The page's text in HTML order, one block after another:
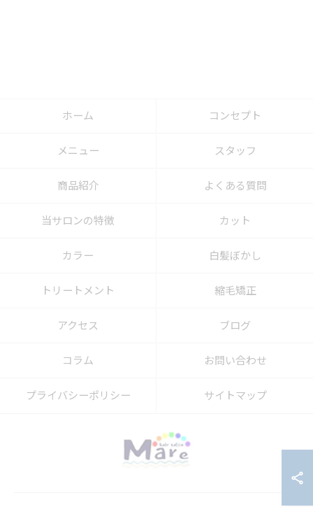
ホーム コンセプト
メニュー スタッフ
商品紹介 よくある質問
当サロンの特徴 カット
カラー 白髪ぼかし
トリートメント 縮毛矯正
アクセス ブログ
コラム お問い合わせ
プライバシーポリシー サイトマップ